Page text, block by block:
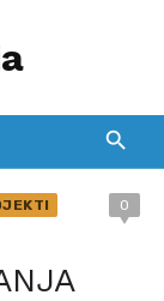
0